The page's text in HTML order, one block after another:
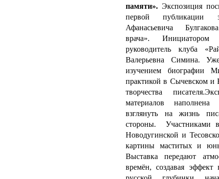
памяти». Экспозиция
первой публикации
Афанасьевича
врача».Инициатором
руководитель клуба
Валерьевна Симина.
изучением биографии
практикой в Сычевском и
творчества
материалов
взглянуть на жизнь
стороны.Участниками
Новодугинской и
картины маститых и
Выставка передают
времён, создавая